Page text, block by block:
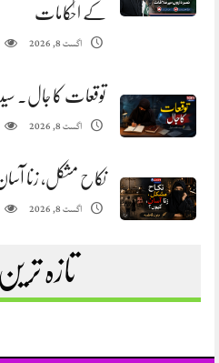
کے احکامات
اگست 8, 2026
توقعات کا جال.
اگست 8, 2026
نکاح مشکل، زنا
اگست 8, 2026
تازہ